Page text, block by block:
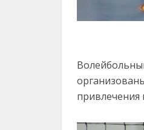
привлечения